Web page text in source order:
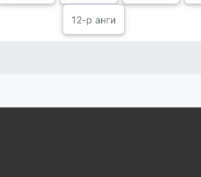
12-р анги